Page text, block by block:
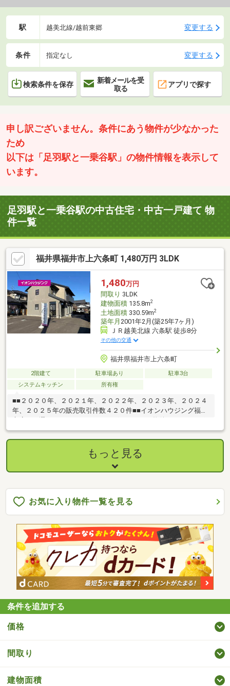
駅 越美北線/越前東郷 変更する
条件 指定なし 変更する
検索条件を保存
新着メールを受
取る
アプリで探す
申し訳ございません。条件にあう物件が少なかった
ため
以下は「足羽駅と一乗谷駅」の物件情報を表示して
います。
足羽駅と一乗谷駅の中古住宅・中古一戸建て 物
件一覧
福井県福井市上六条町 1,480万円 3LDK
1,480万円
間取り 3LDK
建物面積135.8m2
土地面積330.59m2
築年月 2001年2月(築25年7ヶ月)
ＪＲ越美北線 六条駅 徒歩8分
その他の交通
福井県福井市上六条町
2階建て 駐車場あり
駐車3台
システムキッチン
所有権
■■２０２０年、２０２１年、２０２２年、２０２３年、２０２４
年、２０２５年の販売取引件数４２０件■■イオンハウジング福井
イント～・広々とした３LDK住宅♪・駐車場３台以上♪・トイレ二
箇所♪【周辺環境】・六条小学校 徒歩約１５分・足羽第一中学
校 徒歩約１２分・スーパー 徒歩約２８分・コンビニ 徒歩約
２０分運営会社：株式会社住まいのＫＯＥＩイオンハウジングの
加盟店は全て独立自営です。担当：森崎 宗平 TEL：080-6235-
もっと見る
お気に入り物件一覧を見る
条件を追加する
価格
間取り
建物面積